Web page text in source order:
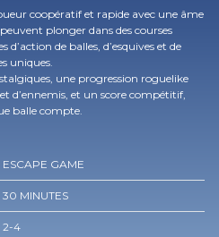
coopératif et rapide avec une âme
plonger dans des courses
de balles, d’esquives et de
uniques.
une progression roguelike
d’ennemis, et un score compétitif,
balle compte.
ESCAPE GAME
30 MINUTES
2-4